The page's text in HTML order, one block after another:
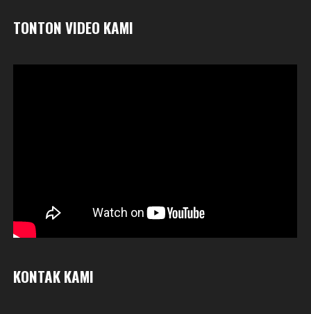
TONTON VIDEO KAMI
KONTAK KAMI